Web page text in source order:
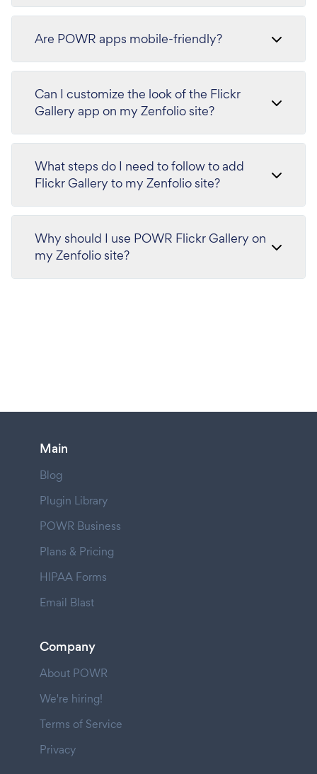
Are POWR apps mobile-friendly?
Can I customize the look of the Flickr
Gallery app on my Zenfolio site?
What steps do I need to follow to add
Flickr Gallery to my Zenfolio site?
Why should I use POWR Flickr Gallery on
my Zenfolio site?
Main
Blog
Plugin Library
POWR Business
Plans & Pricing
HIPAA Forms
Email Blast
Company
About POWR
We're hiring!
Terms of Service
Privacy